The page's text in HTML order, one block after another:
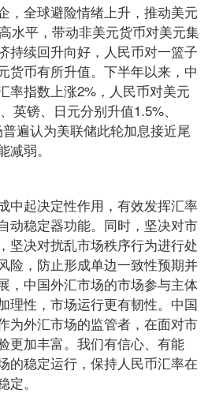
，全球避险情绪上升，推动美元
水平，带动非美元货币对美元集
持续回升向好，人民币对一篮子
货币有所升值。下半年以来，中
率指数上涨2%，人民币对美元
英镑、日元分别升值1.5%、
遍认为美联储此轮加息接近尾
弱。
中起决定性作用，有效发挥汇率
动稳定器功能。同时，坚决对市
坚决对扰乱市场秩序行为进行处
险，防止形成单边一致性预期并
，中国外汇市场的市场参与主体
理性，市场运行更有韧性。中国
为外汇市场的监管者，在面对市
更加丰富。我们有信心、有能
的稳定运行，保持人民币汇率在
。